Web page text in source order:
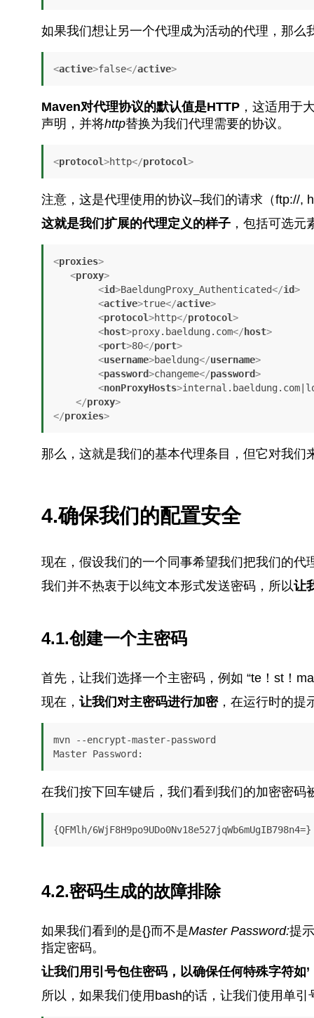
如果我们想让另一个代理成为活动的代理，那么
<active>false</active>
Maven对代理协议的默认值是HTTP，这适用于
声明，并将http替换为我们代理需要的协议。
<protocol>http</protocol>
注意，这是代理使用的协议–我们的请求（ftp://,
这就是我们扩展的代理定义的样子，包括可选元
<proxies>
<proxy>
<id>BaeldungProxy_Authenticated</id>
<active>true</active>
<protocol>http</protocol>
<host>proxy.baeldung.com</ host>
<port>80</port>
<username>baeldung</username>
<password>changeme</password>
<nonProxyHosts>
</proxy>
</proxies>
那么，这就是我们的基本代理条目，但它对我们
4.确保我们的配置安全
现在，假设我们的一个同事希望我们把我们的代
我们并不热衷于以纯文本形式发送密码，所以让
4.1.创建一个主密码
首先，让我们选择一个主密码，例如 “te！st！
现在， 让我们对主密码进行加密，在运行时的提
mvn --encrypt-master-password
在我们按下回车键后，我们看到我们的加密密码
{QFMlh/6WjF8H9po9UDo0Nv18e527jqWb6mUgIB798n4=}
4.2.密码生成的故障排除
如果我们看到的是{}而不是Master Password:提
指定密码。
让我们用引号包住密码，以确保任何特殊字符如
所以，如果我们使用bash的话，让我们使用单引